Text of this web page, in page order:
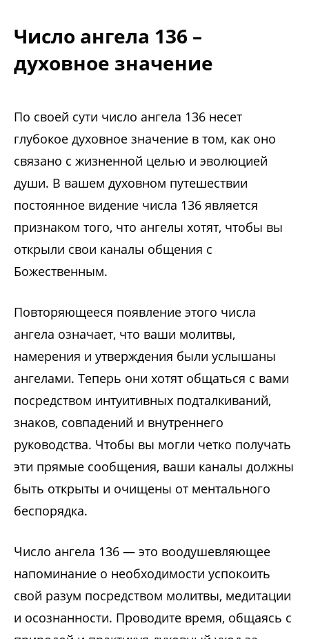
Число ангела 136 –
духовное значение
По своей сути число ангела 136 несет
глубокое духовное значение в том, как оно
связано с жизненной целью и эволюцией
души. В вашем духовном путешествии
постоянное видение числа 136 является
признаком того, что ангелы хотят, чтобы вы
открыли свои каналы общения с
Божественным.
Повторяющееся появление этого числа
ангела означает, что ваши молитвы,
намерения и утверждения были услышаны
ангелами. Теперь они хотят общаться с вами
посредством интуитивных подталкиваний,
знаков, совпадений и внутреннего
руководства. Чтобы вы могли четко получать
эти прямые сообщения, ваши каналы должны
быть открыты и очищены от ментального
беспорядка.
Число ангела 136 — это воодушевляющее
напоминание о необходимости успокоить
свой разум посредством молитвы, медитации
и осознанности. Проводите время, общаясь с